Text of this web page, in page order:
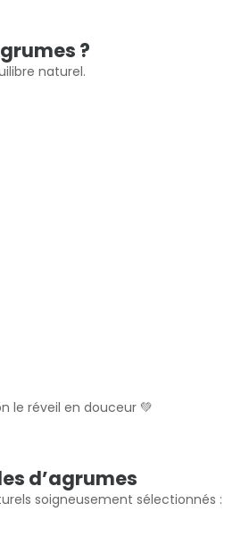
?
naturel.
le réveil en douceur 💚
d’agrumes
soigneusement sélectionnés :